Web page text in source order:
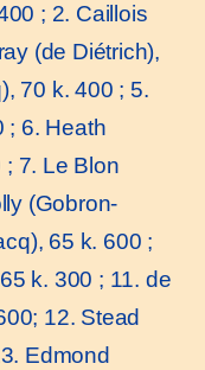
; 2. Caillois
(de Diétrich),
70 k. 400 ; 5.
; 6. Heath
7. Le Blon
(Gobron-
65 k. 600 ;
k. 300 ; 11. de
12. Stead
Edmond